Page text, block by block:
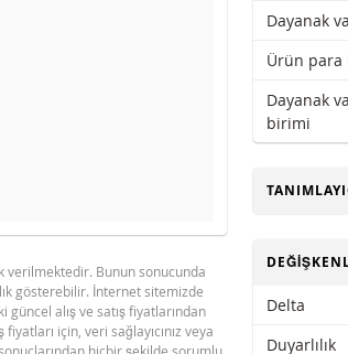
makinesini devre dışı bıraktık.
verilmektedir. Bunun sonucunda
gösterebilir. İnternet sitemizde
güncel alış ve satış fiyatlarından
için, veri sağlayıcınız veya
Dayanak
Ürün
Dayanak
birimi
AÇ
AÇ
Delta
Duyarlılık